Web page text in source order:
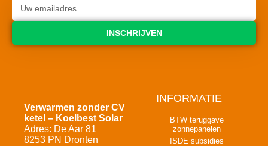
INSCHRIJVEN
Verwarmen zonder CV
ketel – Koelbest Solar
Adres: De Aar 81
8253 PN Dronten
INFORMATIE
BTW teruggave
zonnepanelen
ISDE subsidies